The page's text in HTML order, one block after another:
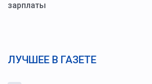
зарплаты
ЛУЧШЕЕ В ГАЗЕТЕ